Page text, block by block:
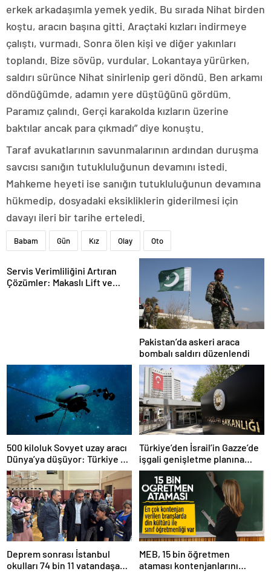
erkek arkadaşımla yemek yedik. Bu sırada Nihat birden
koştu, aracın başına gitti. Araçtaki kızları indirmeye
çalıştı, vurmadı. Sonra ölen kişi ve diğer yakınları
toplandı. Bize sövüp, vurdular. Lokantaya yürürken,
saldırı sürünce Nihat sinirlenip geri döndü. Ben arkamı
döndüğümde, adamın yere düştüğünü gördüm.
Paramız çalındı. Gerçi karakolda kızların üzerine
baktılar ancak para çıkmadı” diye konuştu.
Taraf avukatlarının savunmalarının ardından duruşma
savcısı sanığın tutukluluğunun devamını istedi.
Mahkeme heyeti ise sanığın tutukluluğunun devamına
hükmedip, dosyadaki eksikliklerin giderilmesi için
davayı ileri bir tarihe erteledi.
Babam Gün Kız Olay Oto
Servis Verimliliğini Artıran
Çözümler: Makaslı Lift ve
Pakistan’da askeri araca
bombalı saldırı düzenlendi
500 kiloluk Sovyet uzay aracı
Dünya’ya düşüyor: Türkiye de
risk altında
Türkiye’den İsrail’in Gazze’de
işgali genişletme planına
tepki
Deprem sonrası İstanbul
okulları 74 bin 11 vatandaşa
MEB, 15 bin öğretmen
ataması kontenjanlarını